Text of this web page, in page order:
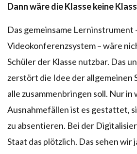
Dann wäre die Klasse keine
Das gemeinsame Lerninstrument
Videokonferenzsystem – wäre
Schüler der Klasse nutzbar. Das
zerstört die Idee der allgemeinen
alle zusammenbringen soll. Nur in
Ausnahmefällen ist es gestattet,
zu absentieren. Bei der
Staat das plötzlich. Das sehen wir